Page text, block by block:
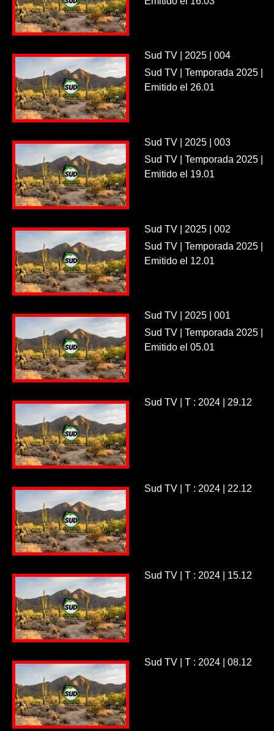
Sud TV | 2025 | 004
Sud TV | Temporada 2025 |
Emitido el 26.01
Sud TV | 2025 | 003
Sud TV | Temporada 2025 |
Emitido el 19.01
Sud TV | 2025 | 002
Sud TV | Temporada 2025 |
Emitido el 12.01
Sud TV | 2025 | 001
Sud TV | Temporada 2025 |
Emitido el 05.01
Sud TV | T : 2024 | 29.12
Sud TV | T : 2024 | 22.12
Sud TV | T : 2024 | 15.12
Sud TV | T : 2024 | 08.12